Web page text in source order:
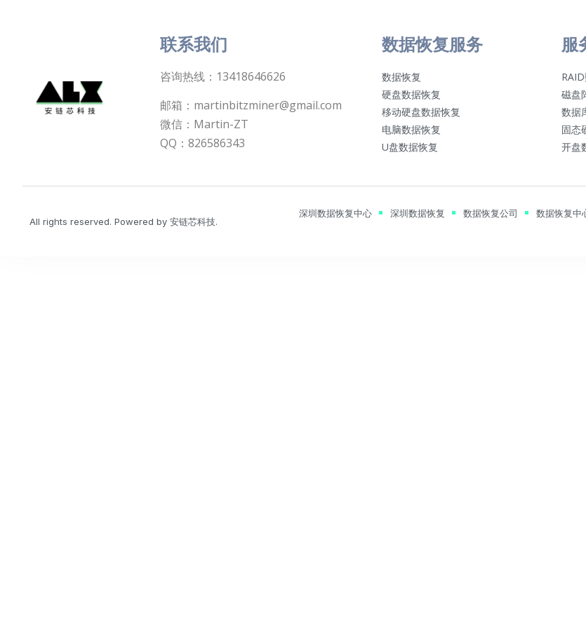
联系我们
咨询热线：13418646626
邮箱：martinbitzminer@gmail.com
微信：Martin-ZT
QQ：826586343
数据恢复服务
数据恢复
硬盘数据恢复
移动硬盘数据恢复
电脑数据恢复
U盘数据恢复
服
磁盘
数据
固态
开盘
All rights reserved. Powered by 安链芯科技.
深圳数据恢复中心 深圳数据恢复 数据恢复公司 数据恢复中